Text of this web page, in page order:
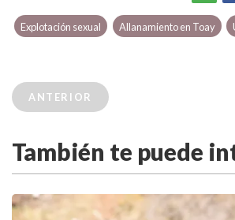
Explotación sexual Allanamiento en Toay
ANTERIOR
También te puede